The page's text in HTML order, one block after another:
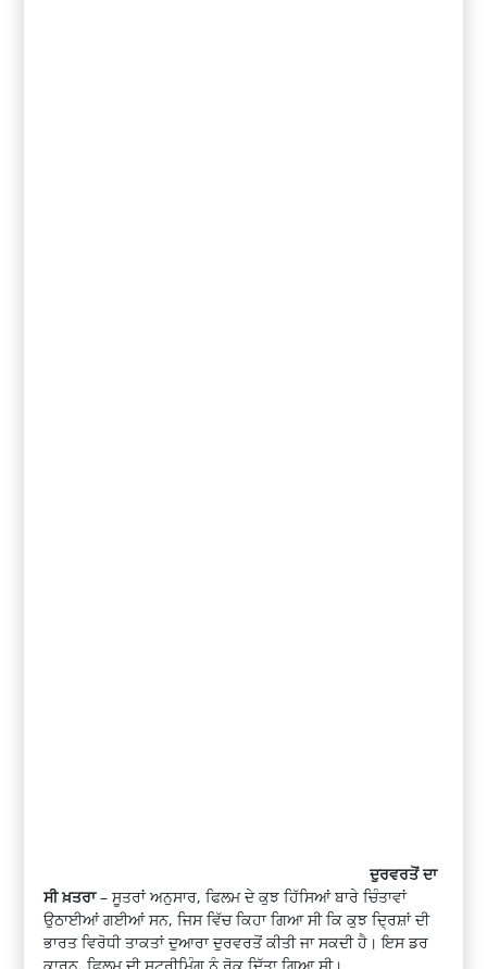
ਦੁਰਵਰਤੋਂ ਦਾ
ਸੀ ਖ਼ਤਰਾ– ਸੂਤਰਾਂ ਅਨੁਸਾਰ, ਫਿਲਮ ਦੇ ਕੁਝ ਹਿੱਸਿਆਂ ਬਾਰੇ ਚਿੰਤਾਵਾਂ
ਉਠਾਈਆਂ ਗਈਆਂ ਸਨ, ਜਿਸ ਵਿੱਚ ਕਿਹਾ ਗਿਆ ਸੀ ਕਿ ਕੁਝ ਦ੍ਰਿਸ਼ਾਂ ਦੀ
ਭਾਰਤ ਵਿਰੋਧੀ ਤਾਕਤਾਂ ਦੁਆਰਾ ਦੁਰਵਰਤੋਂ ਕੀਤੀ ਜਾ ਸਕਦੀ ਹੈ। ਇਸ ਡਰ